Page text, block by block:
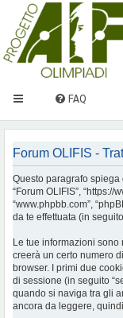
FAQ
Forum OLIFIS -
Questo paragrafo spiega
“Forum OLIFIS”, “https://
“www.phpbb.com”,
da te effettuata (in
Le tue informazioni sono
creerà un certo numero
browser. I primi due
di sessione (in seguito
quando si naviga tra gli
ancora da leggere,